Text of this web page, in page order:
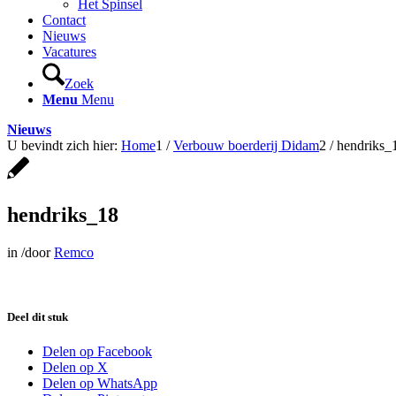
Het Spinsel
Contact
Nieuws
Vacatures
Zoek
Menu Menu
Nieuws
U bevindt zich hier: Home1 / Verbouw boerderij Didam2 /
hendriks_18
in /doorRemco
Deel dit stuk
Delen op Facebook
Delen op X
Delen op WhatsApp